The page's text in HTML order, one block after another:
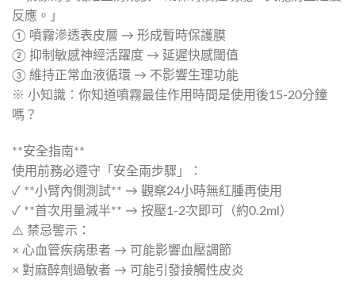
反應。」
① 噴霧滲透表皮層 → 形成暫時保護膜
② 抑制敏感神經活躍度 → 延遲快感閾值
③ 維持正常血液循環 → 不影響生理功能
※ 小知識：你知道噴霧最佳作用時間是使用後15-20分鐘
嗎？
**安全指南**
使用前務必遵守「安全兩步驟」：
✓ **小臂內側測試** → 觀察24小時無紅腫再使用
✓ **首次用量減半** → 按壓1-2次即可（約0.2ml）
⚠️ 禁忌警示：
× 心血管疾病患者 → 可能影響血壓調節
× 對麻醉劑過敏者 → 可能引發接觸性皮炎